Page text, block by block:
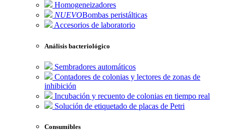
Homogeneizadores
NUEVOBombas peristálticas
Accesorios de laboratorio
Análisis bacteriológico
Sembradores automáticos
Contadores de colonias y lectores de zonas de
inhibición
Incubación y recuento de colonias en tiempo real
Solución de etiquetado de placas de Petri
Consumibles